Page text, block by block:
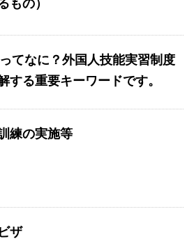
てなに？外国人技能実習制度
する重要キーワードです。
練の実施等
ザ